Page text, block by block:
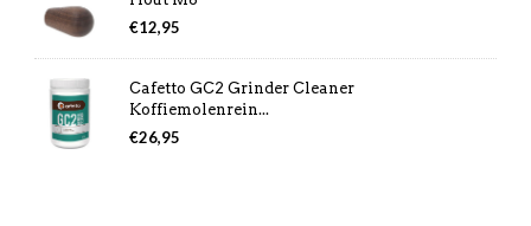
€12,95
Cafetto GC2 Grinder Cleaner
Koffiemolenrein...
€26,95